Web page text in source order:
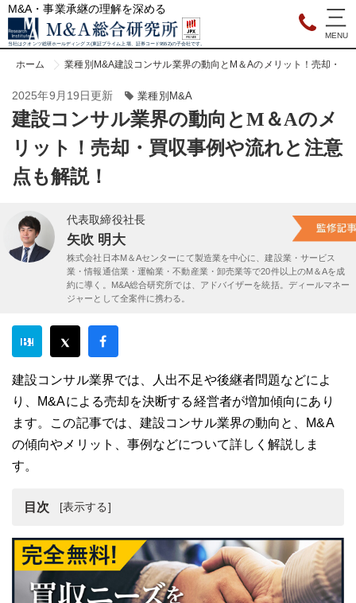
M&A・事業承継の理解を深める
当社はクオンツ総研ホールディングス(東証プライム上場、証券コード9552)の子会社です。
ホーム 業種別M&A建設コンサル業界の動向とM＆Aのメリット！売却・買
2025年9月19日更新 業種別M&A
建設コンサル業界の動向とM＆Aのメ
リット！売却・買収事例や流れと注意
点も解説！
代表取締役社長
矢吹 明大
株式会社日本M＆Aセンターにて製造業を中心に、建設業・サービス
業・情報通信業・運輸業・不動産業・卸売業等で20件以上のM＆Aを成
約に導く。M&A総合研究所では、アドバイザーを統括。ディールマネー
ジャーとして全案件に携わる。
建設コンサル業界では、人出不足や後継者問題などによ
り、M&Aによる売却を決断する経営者が増加傾向にあり
ます。この記事では、建設コンサル業界の動向と、M&A
の傾向やメリット、事例などについて詳しく解説しま
す。
目次
建設コンサル業界の動向
建設コンサル会社のM＆Aのメリット